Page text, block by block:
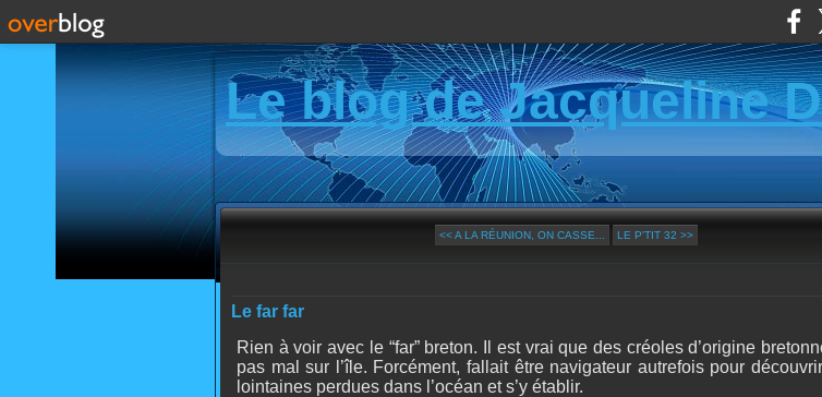
Le blog de Jacqueline
<< A LA RÉUNION, ON CASSE... LE P'TIT 32 >>
Le far far
Rien à voir avec le “far” breton. Il est vrai que des créoles d’origine
pas mal sur l’île. Forcément, fallait être navigateur autrefois pour
lointaines perdues dans l’océan et s’y établir.